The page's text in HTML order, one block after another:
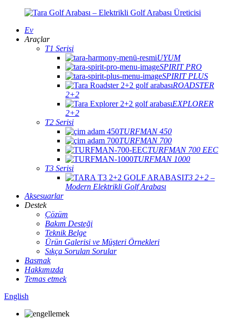
Ev
Araçlar
T1 Serisi
UYUM
SPIRIT PRO
SPIRIT PLUS
ROADSTER
2+2
EXPLORER
2+2
T2 Serisi
TURFMAN 450
TURFMAN 700
TURFMAN 700 EEC
TURFMAN 1000
T3 Serisi
T3 2+2 –
Modern Elektrikli Golf Arabası
Aksesuarlar
Destek
Çözüm
Bakım Desteği
Teknik Belge
Ürün Galerisi ve Müşteri Örnekleri
Sıkça Sorulan Sorular
Basmak
Hakkımızda
Temas etmek
English